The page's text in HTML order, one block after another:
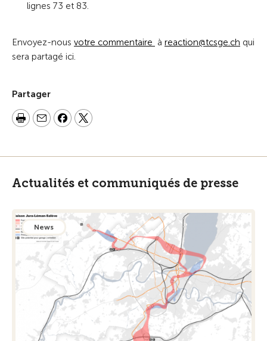
lignes 73 et 83.
Envoyez-nous votre commentaire à r ct n tcsg ch qui
sera partagé ici.
Partager
Actualités et communiqués de presse
News